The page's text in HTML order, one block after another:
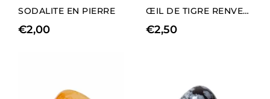
SODALITE EN PIERRE
€2,00
ŒIL DE TIGRE RENVERSÉ
€2,50